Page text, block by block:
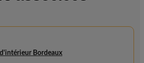
Bordeaux